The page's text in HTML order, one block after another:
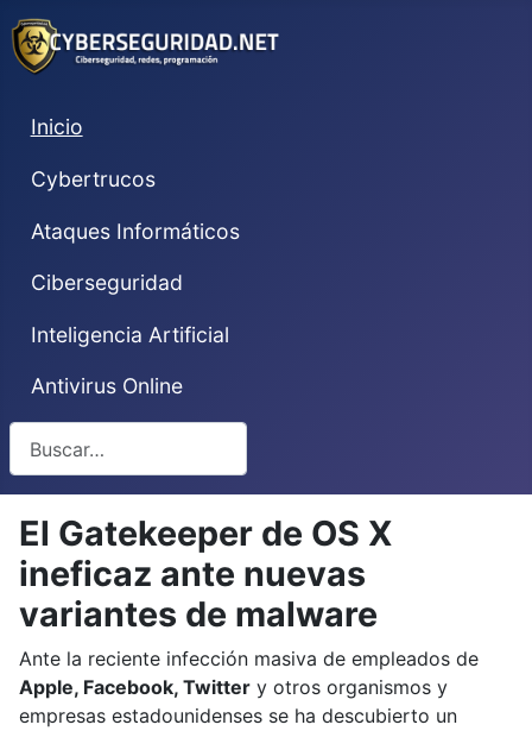
Inicio
Cybertrucos
Ataques Informáticos
Ciberseguridad
Inteligencia Artificial
Antivirus Online
El Gatekeeper de OS X
ineficaz ante nuevas
variantes de malware
Ante la reciente infección masiva de empleados de
Apple, Facebook, Twitter y otros organismos y
empresas estadounidenses se ha descubierto un